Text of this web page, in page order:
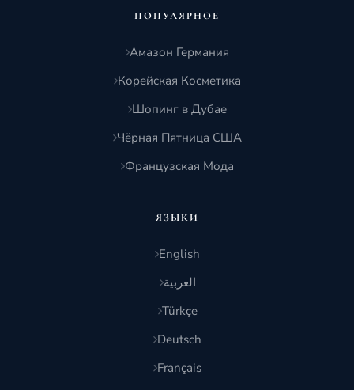
ПОПУЛЯРНОЕ
Амазон Германия
Корейская Косметика
Шопинг в Дубае
Чёрная Пятница США
Французская Мода
ЯЗЫКИ
English
العربية
Türkçe
Deutsch
Français